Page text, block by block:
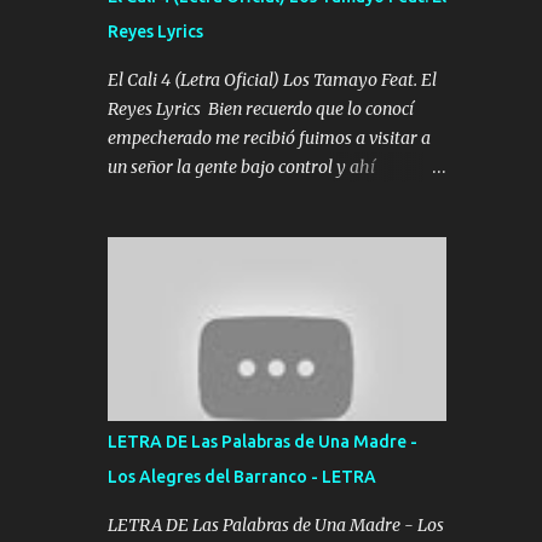
agarrar el vuelo y la mente y tranquilizando
Tomense un buen trago Y así es como
empezamos los versos que voy cantando
(Music) A vido alta y bajas La carreta se
atora Pero nunca le aflojamos Ya me han
pasado cosas Y aunque ustedes no sepan
es...
Reyes Lyrics
El Cali 4 (Letra Oficial) Los Tamayo Feat. El
Reyes Lyrics Bien recuerdo que lo conocí
empecherado me recibió fuimos a visitar a
un señor la gente bajo control y ahí
reglas no secuestr0 no r0bar De La C giró la
orden nos comanda el doble P bien firmes
con Alto PRIETO y la camisa es color Verde y
peleam0s la Bandera por todita a la ciudad
con los drones patrullando la Frontera De
blancas ya hace falta mi APA FLACO verde
se le extraña pa que sepan Aquí Pura GENTE
LETRA DE Las Palabras de Una Madre -
Los Alegres del Barranco - LETRA
LETRA DE Las Palabras de Una Madre - Los